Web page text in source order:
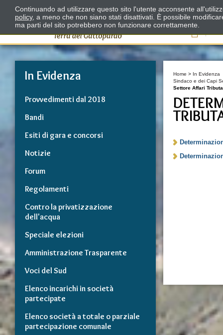
Il
In Evidenza
Provvedimenti dal 2018
Bandi
Esiti di gara e concorsi
Notizie
Forum
Regolamenti
Contro la privatizzazione
dell'acqua
Speciale elezioni
Amministrazione Trasparente
Voci del Sud
Elenco incarichi in società
partecipate
Elenco società a totale o parziale
partecipazione comunale
Home > In Evidenza
Sindaco e dei Capi
Settore Affari
Continuando ad utilizzare questo sito l'utente acconsente
policy, a meno che non siano stati disattivati. È possibile
ma parti del sito potrebbero non funzionare correttamente.